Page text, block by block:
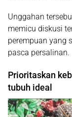
Unggahan
memicu diskusi
perempuan yang
pasca persalinan.
Prioritaskan
tubuh ideal